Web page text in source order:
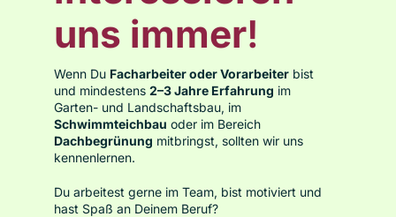
Über uns
Jobs
Kontakt
uns immer!
Wenn Du Facharbeiter oder Vorarbeiterbist
und mindestens 2–3 Jahre Erfahrung im
Garten- und Landschaftsbau, im
Schwimmteichbau oder im Bereich
Dachbegrünung mitbringst, sollten wir uns
kennenlernen.
Du arbeitest gerne im Team, bist motiviert und
hast Spaß an Deinem Beruf?